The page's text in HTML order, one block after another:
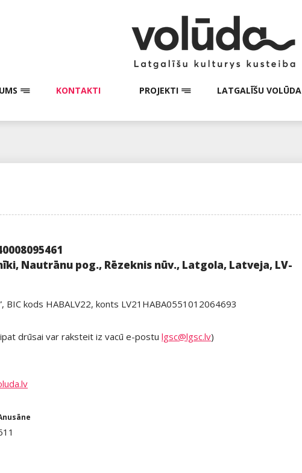
KONTAKTI PROJEKTI LATGALĪŠU VOLŪDA
Nautrānu pog., Rēzeknis nūv., Latgola, Latveja, LV-
BIC kods HABALV22, konts LV21HABA0551012064693
drūsai var raksteit iz vacū e-postu lgsc@lgsc.lv)